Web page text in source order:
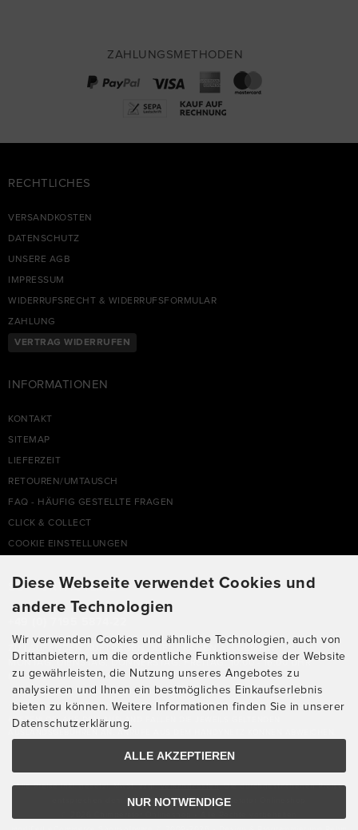
ZAHLUNGSMETHODEN
RECHTLICHES
VERSANDKOSTEN
DATENSCHUTZ
UNSERE AGB
IMPRESSUM
WIDERRUFSRECHT & WIDERRUFSFORMULAR
ZAHLUNG
VERTRAG WIDERRUFEN
INFORMATIONEN
KONTAKT
SITEMAP
LIEFERZEIT
RETOUREN/UMTAUSCH
FAQ - HÄUFIG GESTELLTE FRAGEN
CLICK & COLLECT
COOKIE EINSTELLUNGEN
SUPPORTHOTLINE
ZU LAUFENDEN AUFTRÄGEN ODER FRAGEN ALLGEMEIN:
MONTAG, DIENSTAG, DONNERSTAG, FREITAG: 10:00 - 16:00 UHR
MITTWOCH: 10:00 - 18:00 UHR
* KOSTEN: NORMALER ORTSTARIF DE, MIT FLATRATEVERTRAG NATÜRLICH
KOSTENLOS. AUS DEM AUSLAND FALLEN DIE JEWEILS GELTENDEN
Alle Preise inkl. gesetzl. MwSt. zzgl.Versandkosten. Die durchgestrichenen Preise
entsprechen dem bisherigen Preis bei Chimperator Onlineshop
Diese Webseite verwendet Cookies und
andere Technologien
Wir verwenden Cookies und ähnliche Technologien, auch von
Drittanbietern, um die ordentliche Funktionsweise der Website
zu gewährleisten, die Nutzung unseres Angebotes zu
analysieren und Ihnen ein bestmögliches Einkaufserlebnis
bieten zu können. Weitere Informationen finden Sie in unserer
Datenschutzerklärung.
ALLE AKZEPTIEREN
NUR NOTWENDIGE